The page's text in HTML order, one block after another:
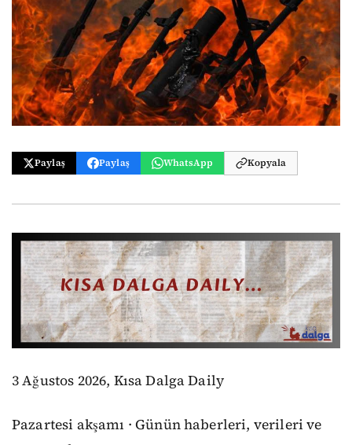
Paylaş Paylaş WhatsApp Kopyala
3 Ağustos 2026, Kısa Dalga Daily
Pazartesi akşamı · Günün haberleri, verileri ve